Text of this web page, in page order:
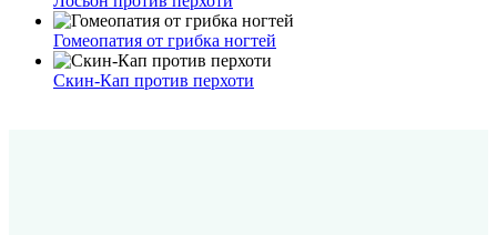
Гомеопатия от грибка ногтей
Скин-Кап против перхоти